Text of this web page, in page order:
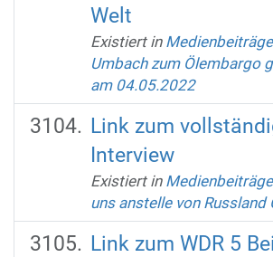
Welt
Existiert in Medienbeiträge
Umbach zum Ölembargo
am 04.05.2022
Link zum
Interview
Existiert in Medienbeiträge
uns anstelle von Russland
Link zum WDR 5